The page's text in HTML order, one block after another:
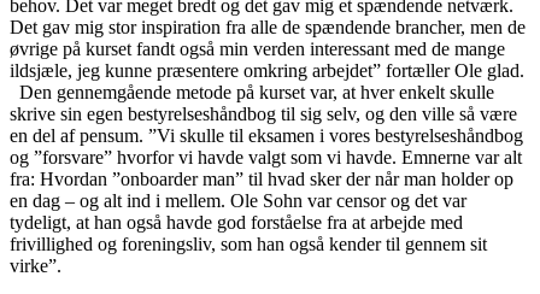
behov. Det var meget bredt og det gav mig et spændende netværk.
Det gav mig stor inspiration fra alle de spændende brancher, men de
øvrige på kurset fandt også min verden interessant med de mange
ildsjæle, jeg kunne præsentere omkring arbejdet” fortæller Ole glad.
Den gennemgående metode på kurset var, at hver enkelt skulle
skrive sin egen bestyrelseshåndbog til sig selv, og den ville så være
en del af pensum. ”Vi skulle til eksamen i vores bestyrelseshåndbog
og ”forsvare” hvorfor vi havde valgt som vi havde. Emnerne var alt
fra: Hvordan ”onboarder man” til hvad sker der når man holder op
en dag – og alt ind i mellem. Ole Sohn var censor og det var
tydeligt, at han også havde god forståelse fra at arbejde med
frivillighed og foreningsliv, som han også kender til gennem sit
virke”.